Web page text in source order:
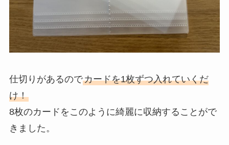
仕切りがあるのでカードを1枚ずつ入れていくだ
け！
8枚のカードをこのように綺麗に収納することがで
きました。